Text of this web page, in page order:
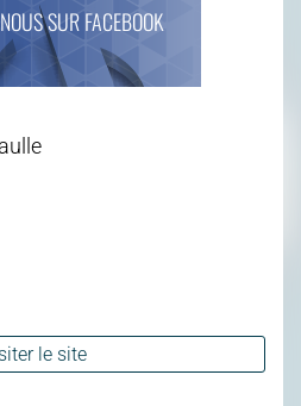
SUR FACEBOOK
le site